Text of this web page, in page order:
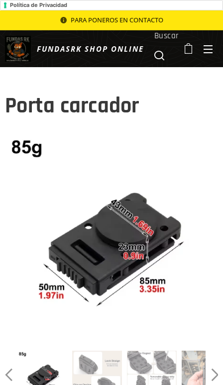
Política de Privacidad
PARA PONEROS EN CONTACTO
FUNDASRK SHOP ONLINE
Buscar
Porta carcador